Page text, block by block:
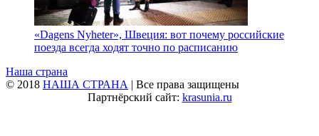
«Dagens Nyheter», Швеция: вот почему российские
поезда всегда ходят точно по расписанию
Наша страна
© 2018 НАША СТРАНА | Все права защищены
Партнёрский сайт: krasunia.ru